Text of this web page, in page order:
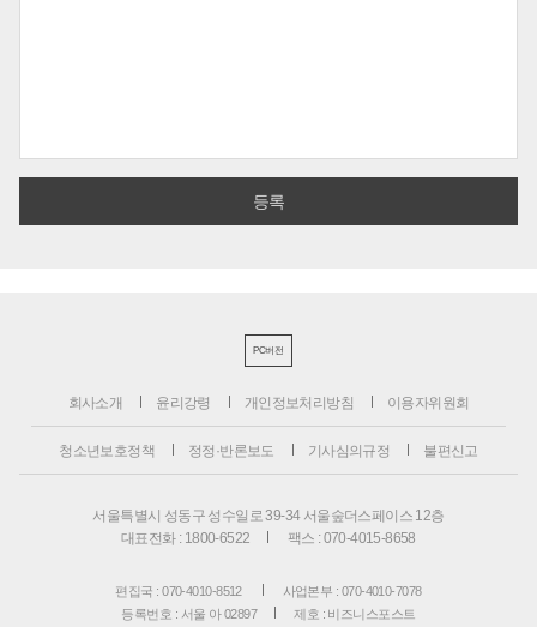
PC버전
회사소개 윤리강령 개인정보처리방침 이용자위원회
청소년보호정책 정정·반론보도 기사심의규정 불편신고
서울특별시 성동구 성수일로 39-34 서울숲더스페이스 12층
대표전화 : 1800-6522
팩스 : 070-4015-8658
편집국 : 070-4010-8512
사업본부 : 070-4010-7078
등록번호 : 서울 아 02897
제호 : 비즈니스포스트